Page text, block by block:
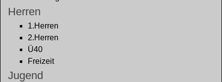
Herren
1.Herren
2.Herren
Ü40
Freizeit
Jugend